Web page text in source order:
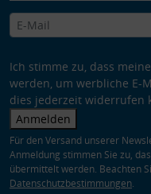
Ich stimme zu, dass
werden, um werbliche E-
dies jederzeit widerrufen
Anmelden
Für den Versand unserer
Anmeldung stimmen Sie zu,
übermittelt werden. Beachten
Datenschutzbestimmungen.